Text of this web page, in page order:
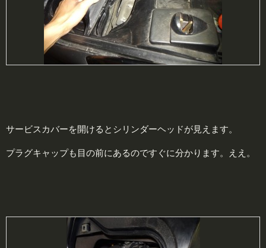
サービスカバーを開けるとシリンダーヘッドが見えます。
プラグキャップも目の前にあるのですぐに分かります。ええ。